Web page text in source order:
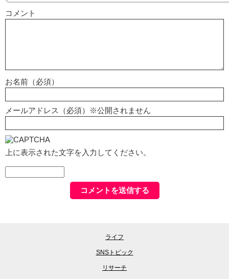
コメント
お名前（必須）
メールアドレス（必須）※公開されません
上に表示された文字を入力してください。
ライフ
SNSトピック
リサーチ